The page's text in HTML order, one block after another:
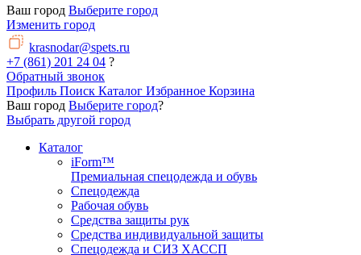
Ваш город Выберите город
Изменить город
krasnodar@spets.ru
+7 (861) 201 24 04 ?
Обратный звонок
Профиль Поиск Каталог Избранное Корзина
Ваш город Выберите город?
Выбрать другой город
Каталог
iForm™
Премиальная спецодежда и обувь
Спецодежда
Рабочая обувь
Средства защиты рук
Средства индивидуальной защиты
Спецодежда и СИЗ ХАССП